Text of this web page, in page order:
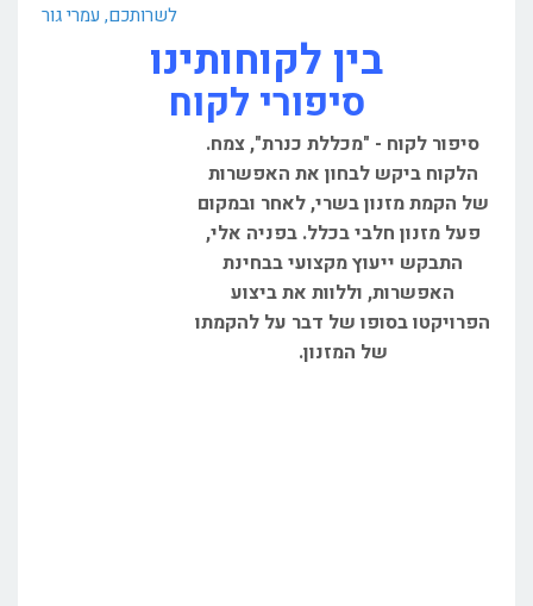
לשרותכם, עמרי גור
בין לקוחותינו
סיפורי לקוח
סיפור לקוח - "מכללת כנרת", צמח.
הלקוח ביקש לבחון את האפשרות
של הקמת מזנון בשרי, לאחר ובמקום
פעל מזנון חלבי בכלל. בפניה אלי,
התבקש ייעוץ מקצועי בבחינת
האפשרות, וללוות את ביצוע
הפרויקטו בסופו של דבר על להקמתו
של המזנון.